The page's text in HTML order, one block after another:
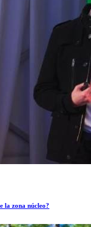
la zona núcleo?